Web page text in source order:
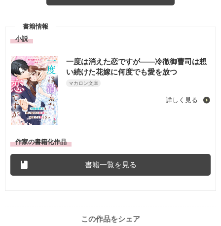
書籍情報
小説
一度は消えた恋ですが――冷徹御曹司は想
い続けた花嫁に何度でも愛を放つ
マカロン文庫
詳しく見る
作家の書籍化作品
書籍一覧を見る
この作品をシェア